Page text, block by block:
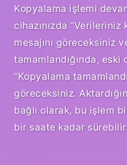
Kopyalama işlemi
cihazınızda “Verileriniz
mesajını göreceksiniz
tamamlandığında, eski
“Kopyalama
göreceksiniz.
bağlı olarak, bu işlem
bir saate kadar